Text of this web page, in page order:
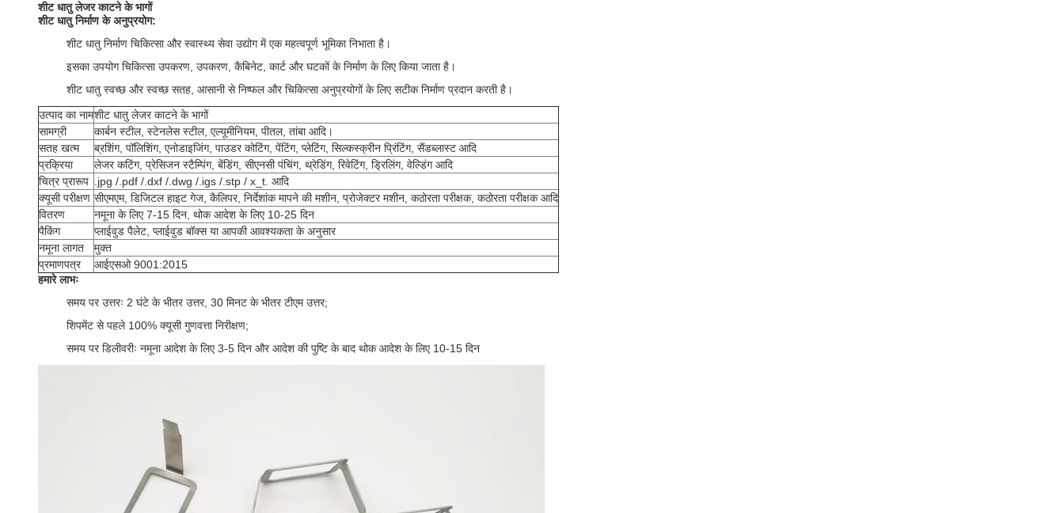
शीट धातु लेजर काटने के भागों
शीट धातु निर्माण के अनुप्रयोग:
शीट धातु निर्माण चिकित्सा और स्वास्थ्य सेवा उद्योग में एक महत्वपूर्ण भूमिका निभाता है।
इसका उपयोग चिकित्सा उपकरण, उपकरण, कैबिनेट, कार्ट और घटकों के निर्माण के लिए किया जाता है।
शीट धातु स्वच्छ और स्वच्छ सतह, आसानी से निष्फल और चिकित्सा अनुप्रयोगों के लिए सटीक निर्माण प्रदान करती है।
उत्पाद का नामशीट धातु लेजर काटने के भागों
सामग्री
कार्बन स्टील, स्टेनलेस स्टील, एल्यूमीनियम, पीतल, तांबा आदि।
सतह खत्म
ब्रशिंग, पॉलिशिंग, एनोडाइजिंग, पाउडर कोटिंग, पेंटिंग, प्लेटिंग, सिल्कस्क्रीन प्रिंटिंग, सैंडब्लास्ट आदि
प्रक्रिया
लेजर कटिंग, प्रेसिजन स्टैम्पिंग, बेंडिंग, सीएनसी पंचिंग, थ्रेडिंग, रिवेटिंग, ड्रिलिंग, वेल्डिंग आदि
चित्र प्रारूप
.jpg /.pdf /.dxf /.dwg /.igs /.stp / x_t. आदि
क्यूसी परीक्षण सीएमएम, डिजिटल हाइट गेज, कैलिपर, निर्देशांक मापने की मशीन, प्रोजेक्टर मशीन, कठोरता परीक्षक, कठोरता परीक्षक आदि
वितरण
नमूना के लिए 7-15 दिन, थोक आदेश के लिए 10-25 दिन
पैकिंग
प्लाईवुड पैलेट, प्लाईवुड बॉक्स या आपकी आवश्यकता के अनुसार
नमूना लागत
मुक्त
प्रमाणपत्र
आईएसओ 9001:2015
हमारे लाभः
समय पर उत्तरः 2 घंटे के भीतर उत्तर, 30 मिनट के भीतर टीएम उत्तर;
शिपमेंट से पहले 100% क्यूसी गुणवत्ता निरीक्षण;
समय पर डिलीवरीः नमूना आदेश के लिए 3-5 दिन और आदेश की पुष्टि के बाद थोक आदेश के लिए 10-15 दिन